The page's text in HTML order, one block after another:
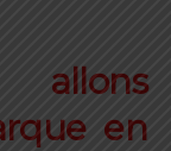
allons
en